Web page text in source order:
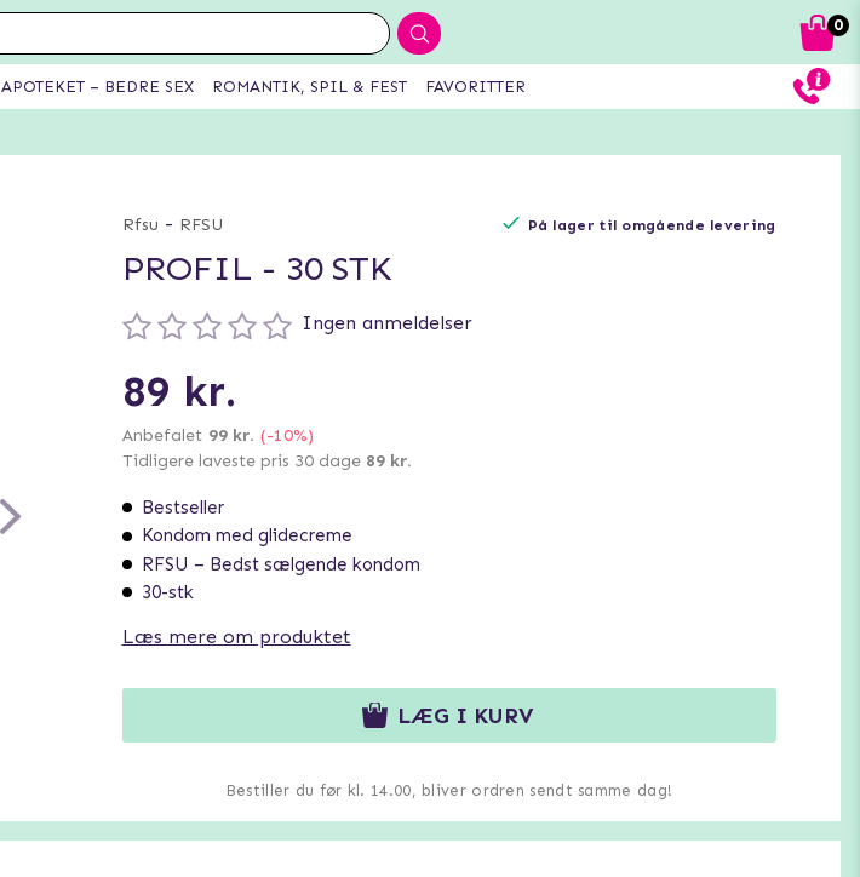
Rfsu - RFSU På lager til omgående levering
PROFIL - 30 STK
Ingen anmeldelser
89 kr.
Anbefalet 99 kr. (-10%)
Tidligere laveste pris 30 dage 89 kr.
Bestseller
Kondom med glidecreme
RFSU – Bedst sælgende kondom
30-stk
Læs mere om produktet
LÆG I KURV
Bestiller du før kl. 14.00, bliver ordren sendt samme dag!
0
APOTEKET – BEDRE SEX ROMANTIK, SPIL & FEST FAVORITTER